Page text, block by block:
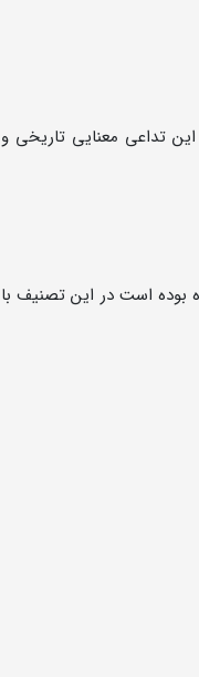
تداعی معنایی تاریخی و
بوده است در این تصنیف با